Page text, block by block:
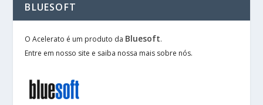
BLUESOFT
O Acelerato é um produto da Bluesoft.
Entre em nosso site e saiba nossa mais sobre nós.